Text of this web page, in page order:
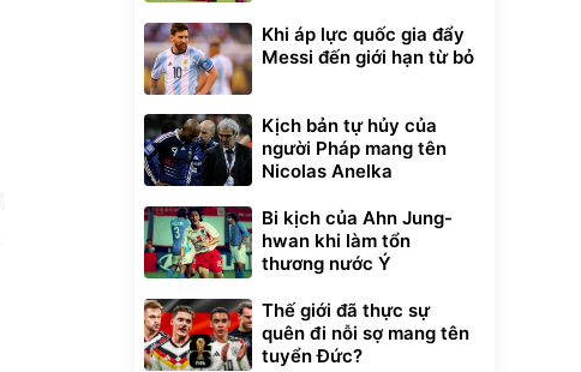
Khi áp lực quốc gia đẩy
Messi đến giới hạn từ bỏ
Kịch bản tự hủy của
người Pháp mang tên
Nicolas Anelka
Bi kịch của Ahn Jung-
hwan khi làm tổn
thương nước Ý
Thế giới đã thực sự
quên đi nỗi sợ mang tên
tuyển Đức?